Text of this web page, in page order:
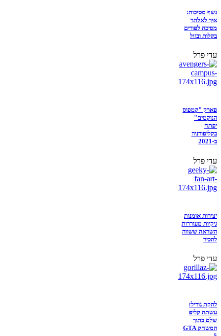
נשף מסיכות:
איך לאלתר
מסיכה לפורים
בקלות ובזול
עדי פרל
פארק "קמפוס
הנוקמים"
יפתח
בקליפורניה
ב-2021
עדי פרל
יצירות אומנות
גיקיות מעוררות
השראה ששווה
להכיר
עדי פרל
להקת גורילז
עשתה קליפ
שלם בתוך
המשחק GTA